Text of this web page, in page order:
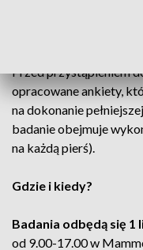
Przed przystąpieniem
opracowane ankiety,
na dokonanie
badanie obejmuje
na każdą pierś).
Gdzie i kiedy?
Badania odbędą się 1
od 9.00-17.00 w